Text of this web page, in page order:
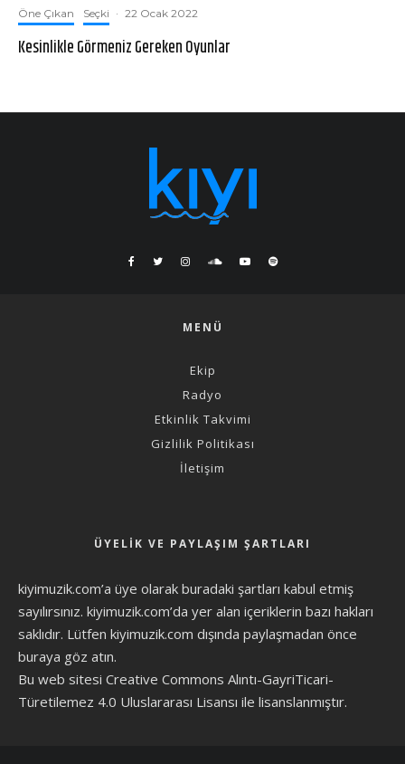
Öne Çıkan Seçki · 22 Ocak 2022
Kesinlikle Görmeniz Gereken Oyunlar
MENÜ
Ekip
Radyo
Etkinlik Takvimi
Gizlilik Politikası
İletişim
ÜYELIK VE PAYLAŞIM ŞARTLARI
kiyimuzik.com’a üye olarak buradaki şartları kabul etmiş
sayılırsınız. kiyimuzik.com’da yer alan içeriklerin bazı hakları
saklıdır. Lütfen kiyimuzik.com dışında paylaşmadan önce
buraya göz atın.
Bu web sitesi Creative Commons Alıntı-GayriTicari-
Türetilemez 4.0 Uluslararası Lisansı ile lisanslanmıştır.